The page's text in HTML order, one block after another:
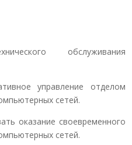
обслуживания
управление отделом
сетей.
оказание своевременного
сетей.